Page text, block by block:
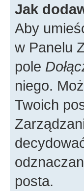
Jak
Aby
w Panelu
pole
niego.
Twoich
posta.